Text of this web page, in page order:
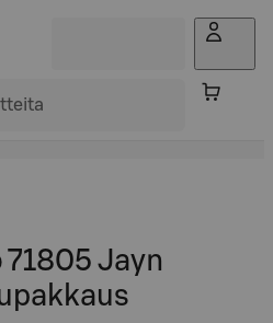
71805 Jayn